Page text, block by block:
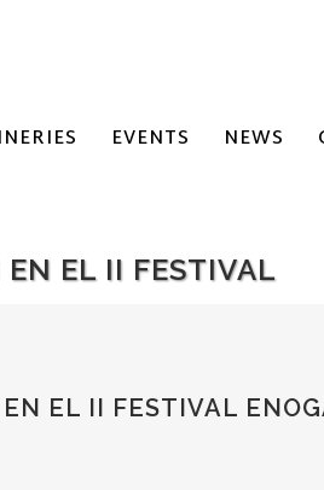
EVENTS NEWS
EL II FESTIVAL
EL II FESTIVAL